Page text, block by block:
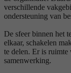
verschillende
ondersteuning van
De sfeer binnen het
elkaar, schakelen
te delen. Er is
samenwerking.